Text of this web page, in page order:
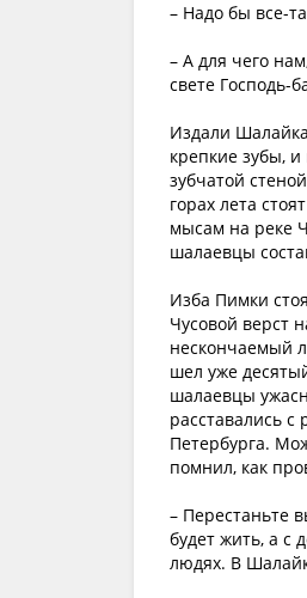
– Надо бы все-
– А для чего
свете Господь-
Издали
крепкие зубы,
зубчатой
горах лета
мысам на реке
шалаевцы
Изба Пимки
Чусовой верст
нескончаемый
шел уже
шалаевцы
расставались
Петербурга.
помнил, как
– Перестаньте
будет жить, а с
людях. В